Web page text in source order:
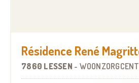
Résidence René
7860 LESSEN -